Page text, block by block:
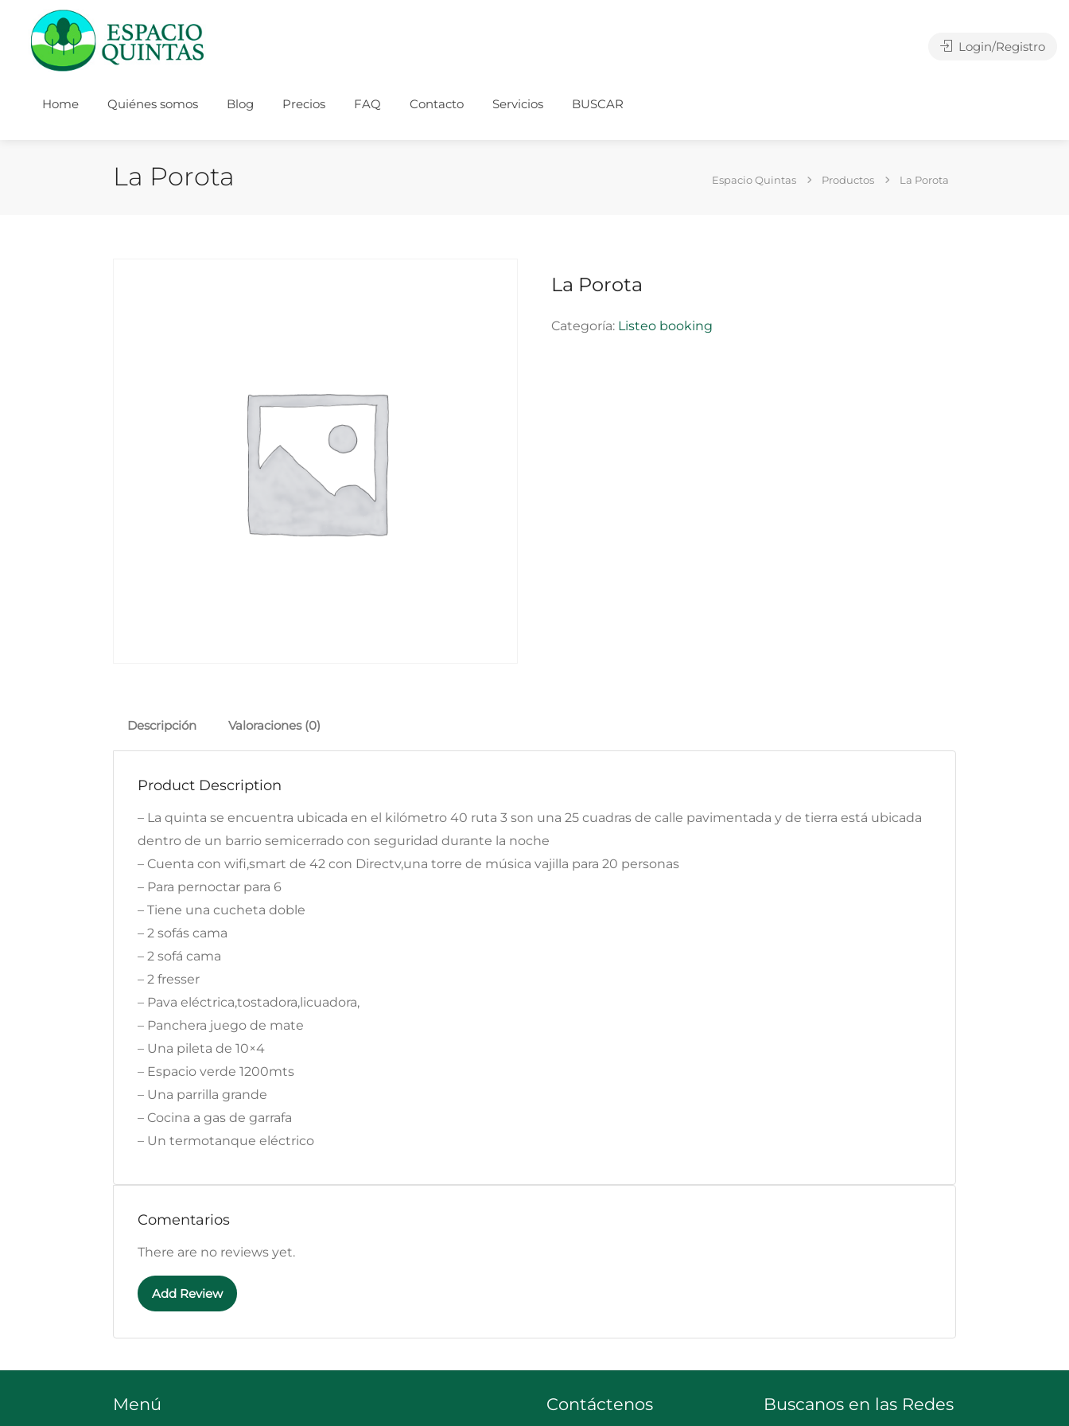
Home Quiénes somos Blog Precios FAQ Contacto Servicios BUSCAR
Login/Registro
La Porota Espacio Quintas Productos La Porota
La Porota
Categoría: Listeo booking
Descripción Valoraciones (0)
Product Description
– La quinta se encuentra ubicada en el kilómetro 40 ruta 3 son una 25 cuadras de calle pavimentada y de tierra está ubicada
dentro de un barrio semicerrado con seguridad durante la noche
– Cuenta con wifi,smart de 42 con Directv,una torre de música vajilla para 20 personas
– Para pernoctar para 6
– Tiene una cucheta doble
– 2 sofás cama
– 2 sofá cama
– 2 fresser
– Pava eléctrica,tostadora,licuadora,
– Panchera juego de mate
– Una pileta de 10×4
– Espacio verde 1200mts
– Una parrilla grande
– Cocina a gas de garrafa
– Un termotanque eléctrico
Comentarios
There are no reviews yet.
Add Review
Menú Contáctenos Buscanos en las Redes